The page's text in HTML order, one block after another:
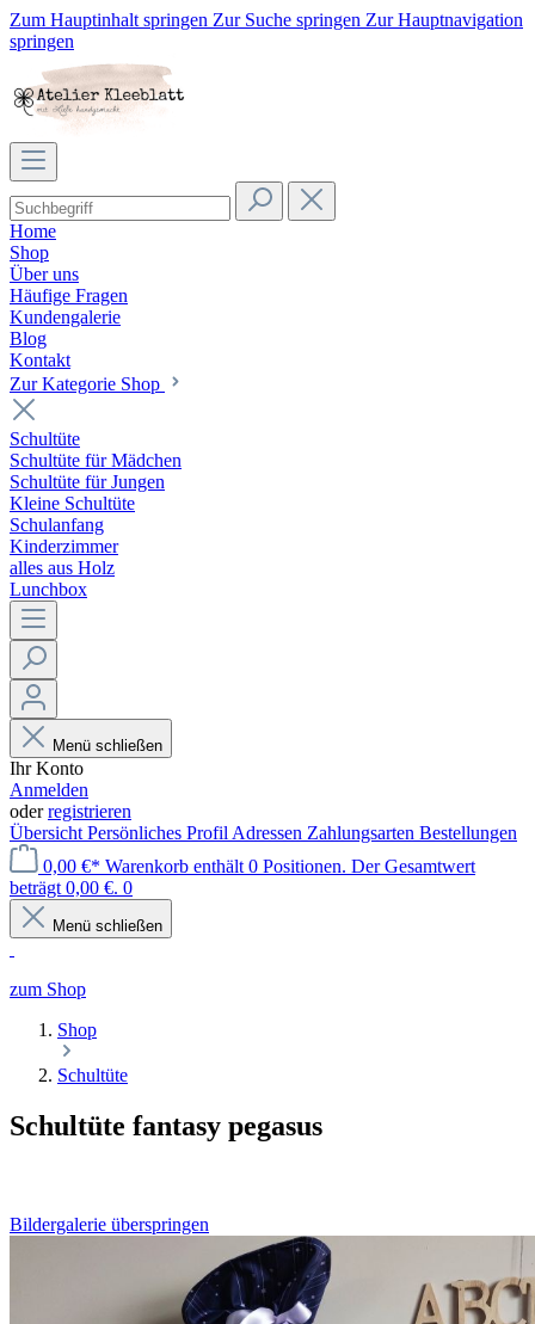
Zum Hauptinhalt springen Zur Suche springen Zur Hauptnavigation
springen
Home
Shop
Über uns
Häufige Fragen
Kundengalerie
Blog
Kontakt
Zur Kategorie Shop
Schultüte
Schultüte für Mädchen
Schultüte für Jungen
Kleine Schultüte
Schulanfang
Kinderzimmer
alles aus Holz
Lunchbox
Menü schließen
Ihr Konto
Anmelden
oderregistrieren
Übersicht Persönliches Profil Adressen Zahlungsarten Bestellungen
0,00 €* Warenkorb enthält 0 Positionen. Der Gesamtwert
beträgt 0,00 €. 0
Menü schließen
zum Shop
Shop
Schultüte
Schultüte fantasy pegasus
Bildergalerie überspringen